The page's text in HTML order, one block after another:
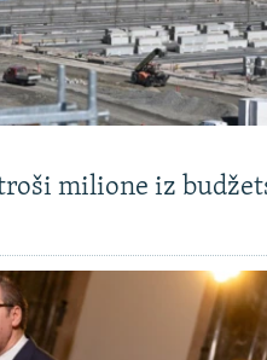
milione iz